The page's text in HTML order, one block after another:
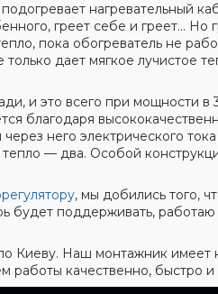
нагревательный
греет себе и греет... Но
пока обогреватель не
дает мягкое лучистое
и это всего при мощности в
благодаря
него электрического
тепло — два. Особой
, мы добились того,
будет поддерживать,
Киеву. Наш монтажник
качественно, быстро и